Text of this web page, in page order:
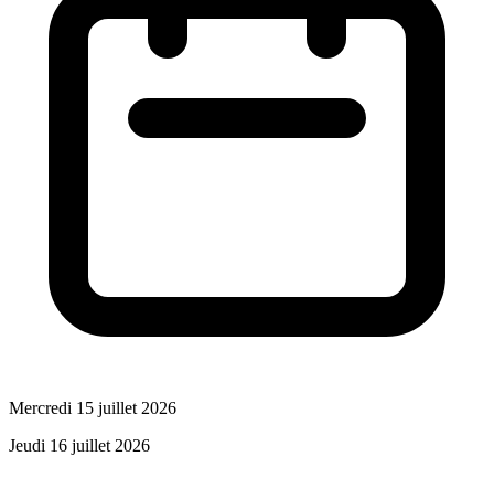
Mercredi 15 juillet 2026
Jeudi 16 juillet 2026